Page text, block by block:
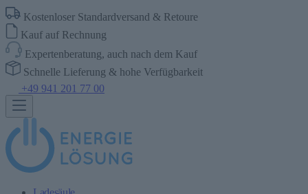
Kostenloser Standardversand & Retoure
Kauf auf Rechnung
Expertenberatung, auch nach dem Kauf
Schnelle Lieferung & hohe Verfügbarkeit
+49 941 201 77 00